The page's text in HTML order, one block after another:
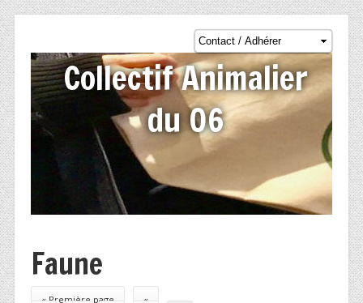
Collectif Animalier
du 06
Faune
« Première page «
…